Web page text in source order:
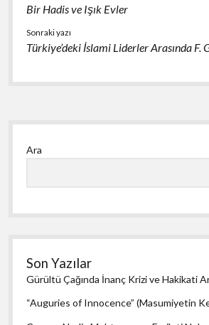
Bir Hadis ve Işık Evler
Sonraki yazı
Türkiye’deki İslami Liderler Arasında F.
Yan
Menü
Ara
Son Yazılar
Gürültü Çağında İnanç Krizi ve Hakikati
“Auguries of Innocence” (Masumiyetin